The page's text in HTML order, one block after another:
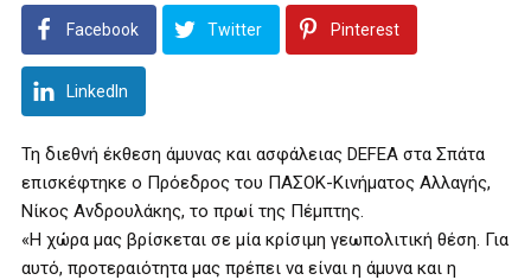
Facebook Twitter Pinterest
LinkedIn
Τη διεθνή έκθεση άμυνας και ασφάλειας DEFEA στα Σπάτα
επισκέφτηκε ο Πρόεδρος του ΠΑΣΟΚ-Κινήματος Αλλαγής,
Νίκος Ανδρουλάκης, το πρωί της Πέμπτης.
«Η χώρα μας βρίσκεται σε μία κρίσιμη γεωπολιτική θέση. Για
αυτό, προτεραιότητα μας πρέπει να είναι η άμυνα και η